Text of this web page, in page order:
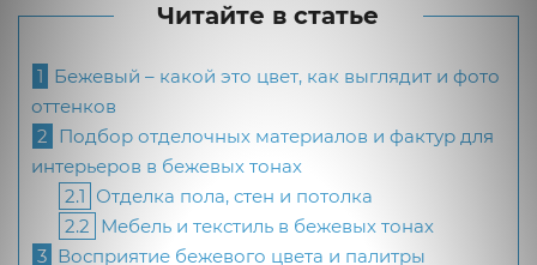
Читайте в статье
1 Бежевый – какой это цвет, как выглядит и фото
оттенков
2 Подбор отделочных материалов и фактур для
интерьеров в бежевых тонах
2.1 Отделка пола, стен и потолка
2.2 Мебель и текстиль в бежевых тонах
3 Восприятие бежевого цвета и палитры